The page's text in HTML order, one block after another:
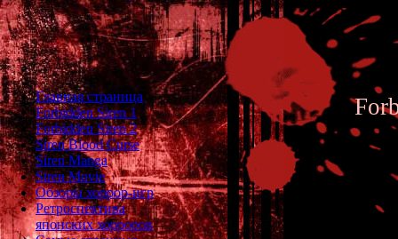
Главная страница
Forbidden Siren 1
Forbidden Siren 2
Siren Blood Curse
Siren Manga
Siren Movie
Обзоры хоррор-игр
Ретроспектива
японских хорроров